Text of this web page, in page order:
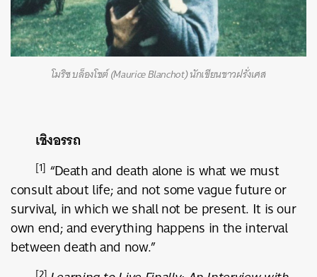
โมริซ บล็องโชต์ (Maurice Blanchot) นักเขียนชาวฝรั่งเศส
เชิงอรรถ
[1] “Death and death alone is what we must
consult about life; and not some vague future or
survival, in which we shall not be present. It is our
own end; and everything happens in the interval
between death and now.”
[2]